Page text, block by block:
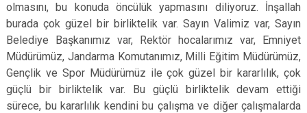
olmasını, bu konuda öncülük yapmasını diliyoruz. İnşallah
burada çok güzel bir birliktelik var. Sayın Valimiz var, Sayın
Belediye Başkanımız var, Rektör hocalarımız var, Emniyet
Müdürümüz, Jandarma Komutanımız, Milli Eğitim Müdürümüz,
Gençlik ve Spor Müdürümüz ile çok güzel bir kararlılık, çok
güçlü bir birliktelik var. Bu güçlü birliktelik devam ettiği
sürece, bu kararlılık kendini bu çalışma ve diğer çalışmalarda